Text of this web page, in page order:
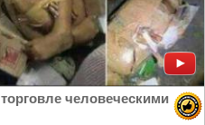
человеческими